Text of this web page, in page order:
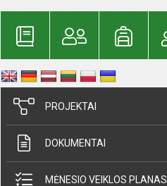
PROJEKTAI
DOKUMENTAI
MĖNESIO VEIKLOS PLANAS